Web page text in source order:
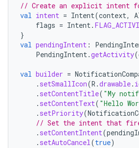
// Create an explicit intent
val intent = Intent(context,
flags = Intent.
}
val pendingIntent :
PendingIntent.getActivity(
val builder =
. setSmallIcon(R .drawable.
. setContentTitle( "My
. setContentText( "Hello
. setPriority(
// Set the intent that
. setContentIntent(
. setAutoCancel(true)